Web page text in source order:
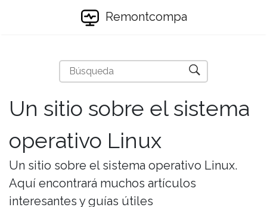
Remontcompa
Un sitio sobre el sistema
operativo Linux
Un sitio sobre el sistema operativo Linux.
Aquí encontrará muchos artículos
interesantes y guías útiles